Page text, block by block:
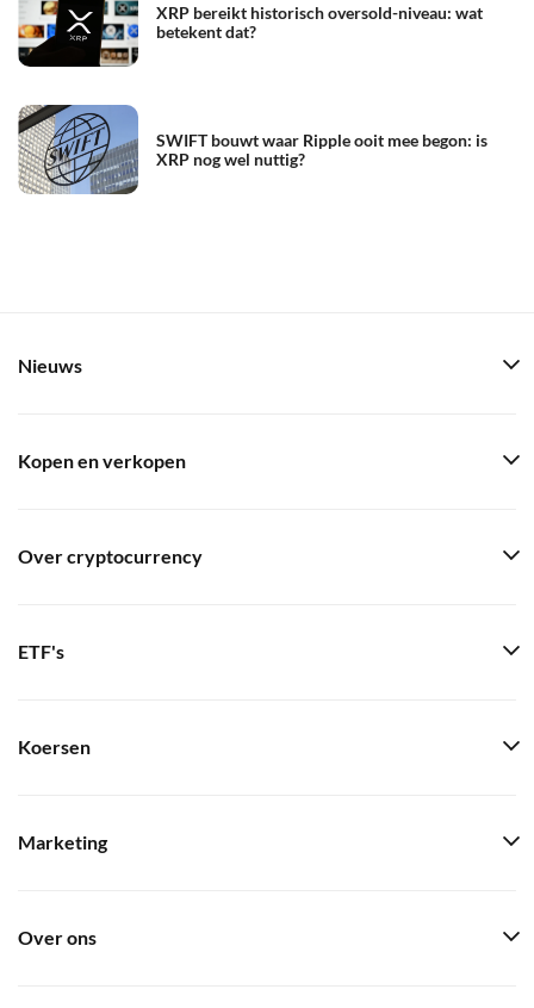
XRP bereikt historisch oversold-niveau: wat
betekent dat?
SWIFT bouwt waar Ripple ooit mee begon: is
XRP nog wel nuttig?
Nieuws
Kopen en verkopen
Over cryptocurrency
ETF's
Koersen
Marketing
Over ons